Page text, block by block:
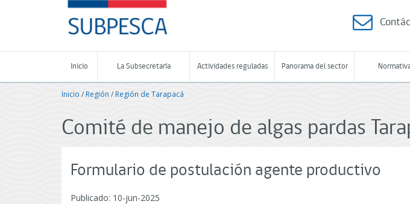
-
Subsecretaría
de
Pesca
Acuicultura
-
de
Chile
Inicio La Subsecretaría Actividades reguladas Panorama del sector
Inicio /Región / Región de Tarapacá
Comité de manejo de algas pardas
Formulario de postulación agente productivo
Publicado: 10-jun-2025